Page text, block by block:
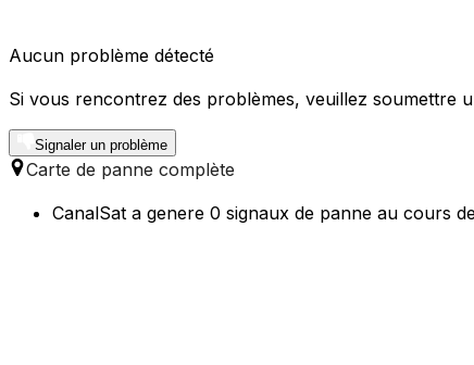
Aucun problème détecté
Si vous rencontrez des problèmes, veuillez soumettre
Signaler un problème
Carte de panne complète
CanalSat a genere 0 signaux de panne au cours